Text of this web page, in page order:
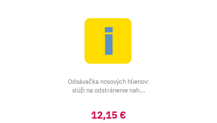
Odsávačka nosových hlienov:
slúži na odstránenie nah...
12,15 €